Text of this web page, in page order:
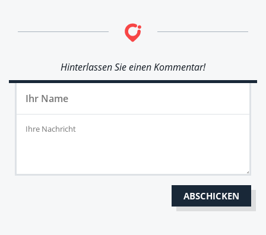
Hinterlassen Sie einen Kommentar!